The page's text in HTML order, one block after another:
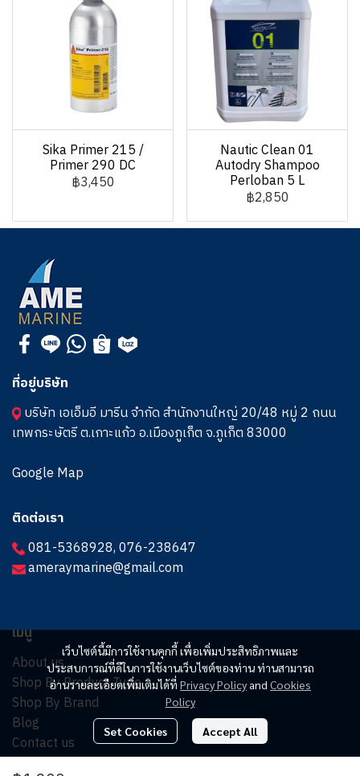
Sika Primer 215 /
Primer 290 DC
฿3,450
Nautic Clean 01
Autodry Shampoo
Perloban 5 L
฿2,850
เว็บไซต์นี้มีการใช้งานคุกกี้ เพื่อเพิ่มประสิทธิภาพและ
ประสบการณ์ที่ดีในการใช้งานเว็บไซต์ของท่าน ท่านสามารถ
อ่านรายละเอียดเพิ่มเติมได้ที่ Privacy Policyand Cookies
Policy
Set Cookies Accept All
ที่อยู่บริษัท
บริษัท เอเอ็มอี มารีน จำกัด สำนักงานใหญ่ 20/48 หมู่ 2 ถนน
เทพกระษัตรี ต.เกาะแก้ว อ.เมืองภูเก็ต จ.ภูเก็ต 83000
Google Map
ติดต่อเรา
081-5368928,076-238647
ameraymarine@gmail.com
เมนู
About us
Shop By Product Type
Shop By Brand
Blog
Contact us